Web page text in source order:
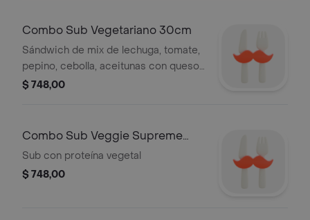
Combo Sub Vegetariano 30cm
Sándwich de mix de lechuga, tomate,
pepino, cebolla, aceitunas con queso,
vegetales, salsas a elección + bebida
$ 748,00
Combo Sub Veggie Supreme
30cm
Sub con proteína vegetal
$ 748,00